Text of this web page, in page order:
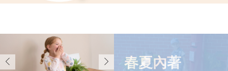
春夏內著